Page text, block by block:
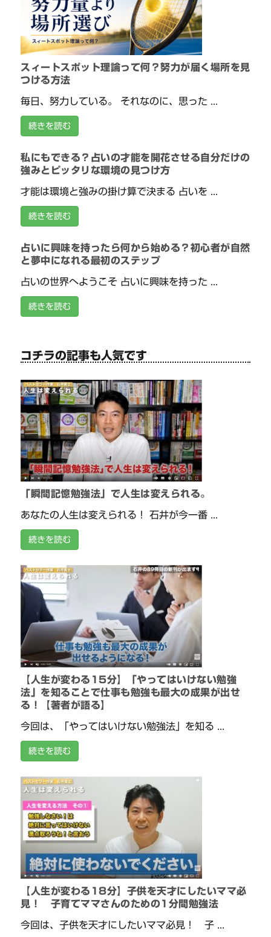
スィートスポット理論って何？努力が届く場所を見
つける方法
毎日、努力している。 それなのに、思った ...
続きを読む
私にもできる？占いの才能を開花させる自分だけの
強みとピッタリな環境の見つけ方
才能は環境と強みの掛け算で決まる 占いを ...
続きを読む
占いに興味を持ったら何から始める？初心者が自然
と夢中になれる最初のステップ
占いの世界へようこそ 占いに興味を持った ...
続きを読む
コチラの記事も人気です
「瞬間記憶勉強法」で人生は変えられる。
あなたの人生は変えられる！ 石井が今一番 ...
続きを読む
【人生が変わる15分】「やってはいけない勉強
法」を知ることで仕事も勉強も最大の成果が出せ
る！【著者が語る】
今回は、「やってはいけない勉強法」を知る ...
続きを読む
【人生が変わる18分】子供を天才にしたいママ必
見！ 子育てママさんのための1分間勉強法
今回は、子供を天才にしたいママ必見！ 子 ...